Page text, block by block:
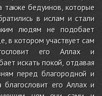
также бедуинов, которые
в ислам и стали
людям не подобает
в котором участвует сам
его Аллах и
искать покой, отдавая
перед благородной и
его Аллах и